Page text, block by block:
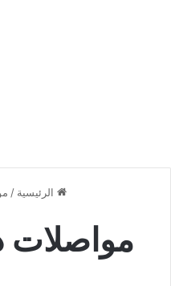
الرئيسية /
مواصلات